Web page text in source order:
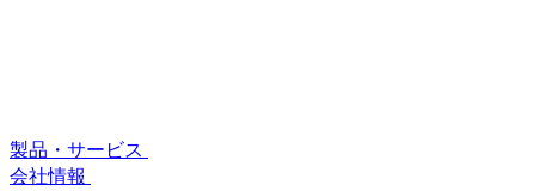
製品・サービス
会社情報